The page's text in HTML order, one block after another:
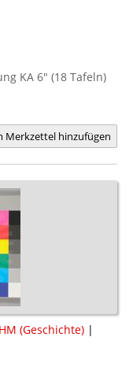
KA 6" (18 Tafeln)
Merkzettel hinzufügen
(Geschichte) |